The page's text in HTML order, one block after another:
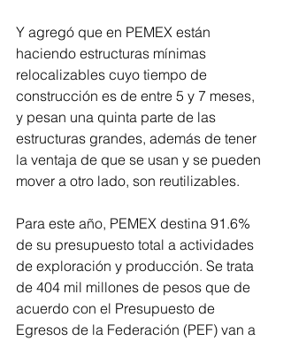
Y agregó que en PEMEX están
haciendo estructuras mínimas
relocalizables cuyo tiempo de
construcción es de entre 5 y 7 meses,
y pesan una quinta parte de las
estructuras grandes, además de tener
la ventaja de que se usan y se pueden
mover a otro lado, son reutilizables.
Para este año, PEMEX destina 91.6%
de su presupuesto total a actividades
de exploración y producción. Se trata
de 404 mil millones de pesos que de
acuerdo con el Presupuesto de
Egresos de la Federación (PEF) van a